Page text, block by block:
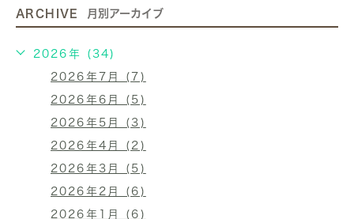
ARCHIVE 月別アーカイブ
2026年 (34)
2026年7月 (7)
2026年6月 (5)
2026年5月 (3)
2026年4月 (2)
2026年3月 (5)
2026年2月 (6)
2026年1月 (6)